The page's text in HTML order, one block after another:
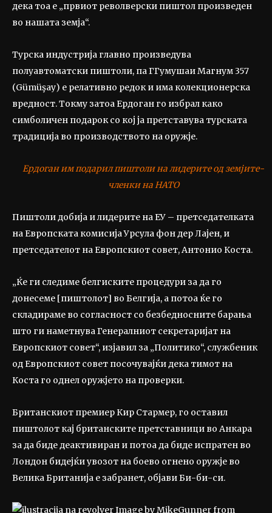
дека тоа е „првиот револверски пиштол произведен
во нашата земја“.
Турска индустрија главно произведува
полуавтоматски пиштоли, па ГГумушаи Магнум 357
(Gümüşay) е релативно редок и има колекционерска
вредност. Токму затоа Ердоган го избрал како
симболичен подарок со кој ја претставува турската
традиција во производството на оружје.
Ердоган им подарил пиштоли на лидерите од земјите-
членки на НАТО
Пиштоли добија и лидерите на ЕУ – претседателката
на Европската комисија Урсула фон дер Лајен, и
претседателот на Европскиот совет, Антонио Коста.
„Ќе ги следиме белгиските процедури за да го
донесеме [пиштолот] во Белгија, а потоа ќе го
складираме во согласност со безбедносните барања
што ги наметнува Генералниот секретаријат на
Европскиот совет“, изјавил за „Политико“, службеник
од Европскиот совет посочувајќи дека тимот на
Коста го однел оружјето на проверки.
Британскиот премиер Кир Стармер, го оставил
пиштолот кај британските претставници во Анкара
за да биде деактивиран и потоа да биде испратен во
Лондон бидејќи увозот на боево огнено оружје во
Велика Британија е забранет, објави Би-би-си.